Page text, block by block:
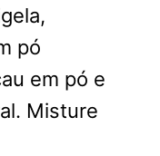
pó
em pó e
Misture